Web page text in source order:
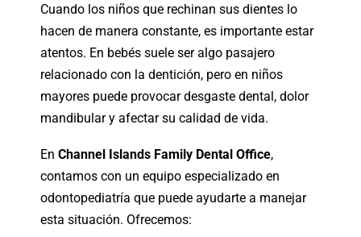
Cuando los niños que rechinan sus dientes lo
hacen de manera constante, es importante estar
atentos. En bebés suele ser algo pasajero
relacionado con la dentición, pero en niños
mayores puede provocar desgaste dental, dolor
mandibular y afectar su calidad de vida.
En Channel Islands Family Dental Office,
contamos con un equipo especializado en
odontopediatría que puede ayudarte a manejar
esta situación. Ofrecemos: